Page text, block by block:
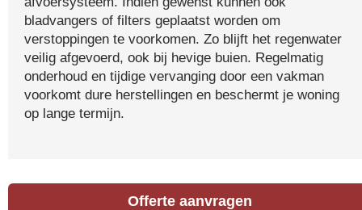
bladvangers of filters geplaatst worden om
verstoppingen te voorkomen. Zo blijft het regenwater
veilig afgevoerd, ook bij hevige buien. Regelmatig
onderhoud en tijdige vervanging door een vakman
voorkomt dure herstellingen en beschermt je woning
op lange termijn.
Offerte aanvragen